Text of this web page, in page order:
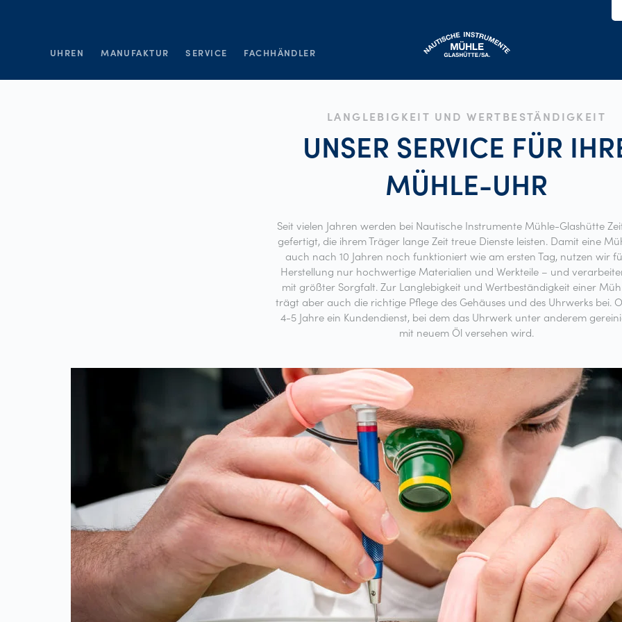
UHREN MANUFAKTUR SERVICE FACHHÄNDLER
LANGLEBIGKEIT UND WERTBESTÄNDIGKEIT
UNSER SERVICE FÜR
MÜHLE-UHR
Seit vielen Jahren werden bei Nautische Instrumente Mühle-Glashütte
gefertigt, die ihrem Träger lange Zeit treue Dienste leisten. Damit eine
auch nach 10 Jahren noch funktioniert wie am ersten Tag, nutzen wir
Herstellung nur hochwertige Materialien und Werkteile – und
mit größter Sorgfalt. Zur Langlebigkeit und Wertbeständigkeit einer
trägt aber auch die richtige Pflege des Gehäuses und des Uhrwerks bei.
4-5 Jahre ein Kundendienst, bei dem das Uhrwerk unter anderem
mit neuem Öl versehen wird.